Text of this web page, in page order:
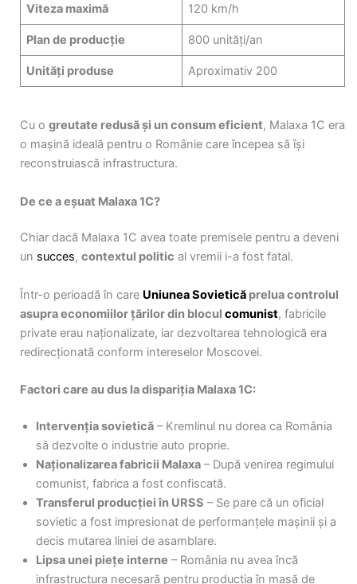
Viteza maximă 120 km/h
Plan de producție 800 unități/an
Unități produse Aproximativ 200
Cu o greutate redusă și un consum eficient, Malaxa 1C era
o mașină ideală pentru o Românie care începea să își
reconstruiască infrastructura.
De ce a eșuat Malaxa 1C?
Chiar dacă Malaxa 1C avea toate premisele pentru a deveni
un succes, contextul politic al vremii i-a fost fatal.
Într-o perioadă în care Uniunea Sovietică prelua controlul
asupra economiilor țărilor din blocul comunist, fabricile
private erau naționalizate, iar dezvoltarea tehnologică era
redirecționată conform intereselor Moscovei.
Factori care au dus la dispariția Malaxa 1C:
Intervenția sovietică – Kremlinul nu dorea ca România
să dezvolte o industrie auto proprie.
Naționalizarea fabricii Malaxa – După venirea regimului
comunist, fabrica a fost confiscată.
Transferul producției în URSS – Se pare că un oficial
sovietic a fost impresionat de performanțele mașinii și a
decis mutarea liniei de asamblare.
Lipsa unei piețe interne – România nu avea încă
infrastructura necesară pentru producția în masă de